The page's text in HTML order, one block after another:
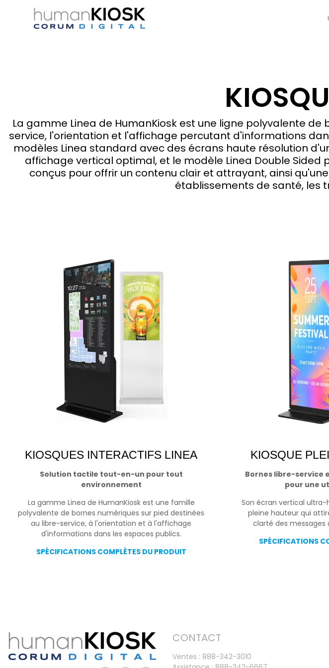
La gamme Linea de HumanKiosk est une ligne polyvalente
service, l'orientation et l'affichage percutant d'informations
modèles Linea standard avec des écrans haute résolution
affichage vertical optimal, et le modèle Linea Double
conçus pour offrir un contenu clair et attrayant, ainsi
établissements de santé, les
KIOSQUES INTERACTIFS LINEA
Solution tactile tout-en-un pour tout
environnement
La gamme Linea de HumanKiosk est une famille
polyvalente de bornes numériques sur pied destinées
au libre-service, à l'orientation et à l'affichage
d'informations dans les espaces publics.
SPÉCIFICATIONS COMPLÈTES DU PRODUIT
KIOSQUE
Bornes libre-service
pour une
Son écran vertical
pleine hauteur qui
clarté des messages
SPÉCIFICATIONS
CONTACT
Ventes : 888-342-3010